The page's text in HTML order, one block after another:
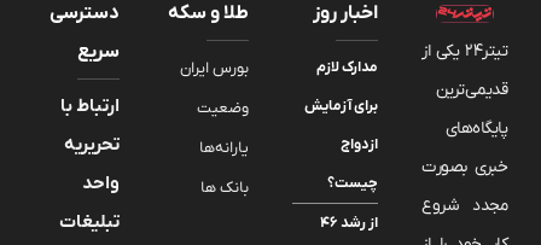
تیتر24 یکی از
قدیمی‌ترین
پایگاه‌های
خبری بصورت
مجدد شروع
اخبار روز
مدارک لازم
برای آزمایش
ازدواج
چیست؟
از رشد ۴۶
طلا و سکه
بورس ایران
وضعیت
یارانه‌ها
بانک ها
دسترسی
سریع
ارتباط با
تحریریه
واحد
تبلیغات